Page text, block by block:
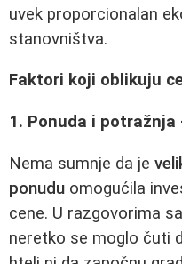
uvek proporcionalan
stanovništva.
Faktori koji oblikuju
1. Ponuda i
Nema sumnje da je
ponudu omogućila
cene. U razgovorima
neretko se moglo čuti